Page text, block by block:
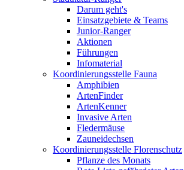
Darum geht's
Einsatzgebiete & Teams
Junior-Ranger
Aktionen
Führungen
Infomaterial
Koordinierungsstelle Fauna
Amphibien
ArtenFinder
ArtenKenner
Invasive Arten
Fledermäuse
Zauneidechsen
Koordinierungsstelle Florenschutz
Pflanze des Monats